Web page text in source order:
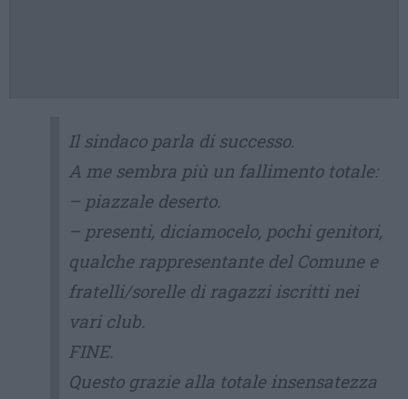
Il sindaco parla di successo.
A me sembra più un fallimento totale:
– piazzale deserto.
– presenti, diciamocelo, pochi genitori,
qualche rappresentante del Comune e
fratelli/sorelle di ragazzi iscritti nei
vari club.
FINE.
Questo grazie alla totale insensatezza